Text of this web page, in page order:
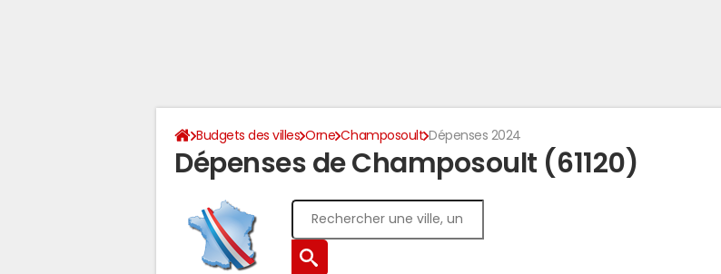
Budgets des villes Orne Champosoult Dépenses 2024
Dépenses de Champosoult (61120)